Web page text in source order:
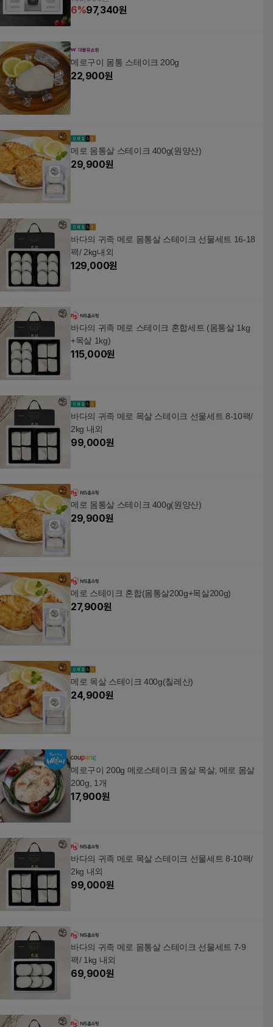
6%97,340원
메로구이 몸통 스테이크 200g
22,900원
메로 몸통살 스테이크 400g(원양산)
29,900원
바다의 귀족 메로 몸통살 스테이크 선물세트 16-18
팩/ 2kg내외
129,000원
바다의 귀족 메로 스테이크 혼합세트 (몸통살 1kg
+목살 1kg)
115,000원
바다의 귀족 메로 목살 스테이크 선물세트 8-10팩/
2kg 내외
99,000원
메로 몸통살 스테이크 400g(원양산)
29,900원
메로 스테이크 혼합(몸통살200g+목살200g)
27,900원
메로 목살 스테이크 400g(칠레산)
24,900원
메로구이 200g 메로스테이크 몸살 목살, 메로 몸살
200g, 1개
17,900원
바다의 귀족 메로 목살 스테이크 선물세트 8-10팩/
2kg 내외
99,000원
바다의 귀족 메로 몸통살 스테이크 선물세트 7-9
팩/ 1kg 내외
69,900원